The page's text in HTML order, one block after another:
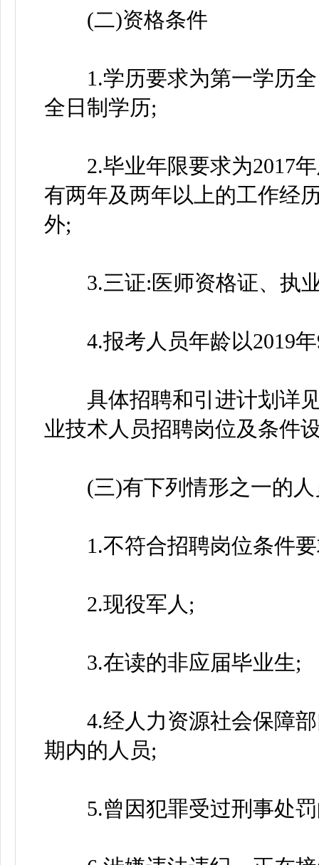
(二)资格条件
1.学历要求为第一学历全
全日制学历;
2.毕业年限要求为2017年
有两年及两年以上的工作经
外;
3.三证:医师资格证、执
4.报考人员年龄以2019年
具体招聘和引进计划详见
业技术人员招聘岗位及条件
(三)有下列情形之一的人
1.不符合招聘岗位条件要
2.现役军人;
3.在读的非应届毕业生;
4.经人力资源社会保障部
期内的人员;
5.曾因犯罪受过刑事处罚